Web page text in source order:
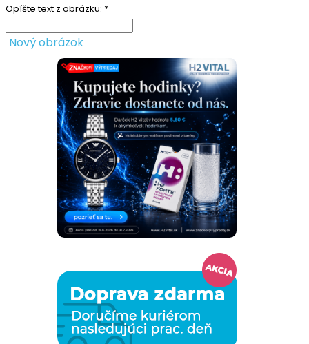
Opíšte text z obrázku: *
Nový obrázok